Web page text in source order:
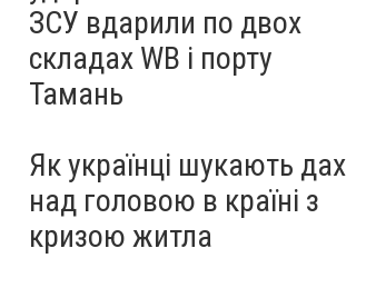
ЗСУ вдарили по двох
складах WB і порту
Тамань
Як українці шукають дах
над головою в країні з
кризою житла